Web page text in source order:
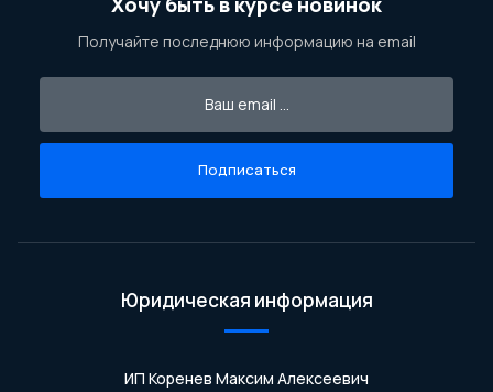
Получайте последнюю информацию на email
Подписаться
Юридическая информация
ИП Коренев Максим Алексеевич